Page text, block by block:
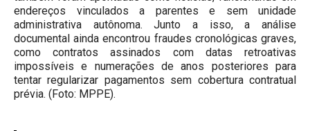
endereços vinculados a parentes e sem unidade
administrativa autônoma. Junto a isso, a análise
documental ainda encontrou fraudes cronológicas graves,
como contratos assinados com datas retroativas
impossíveis e numerações de anos posteriores para
tentar regularizar pagamentos sem cobertura contratual
prévia. (Foto: MPPE).